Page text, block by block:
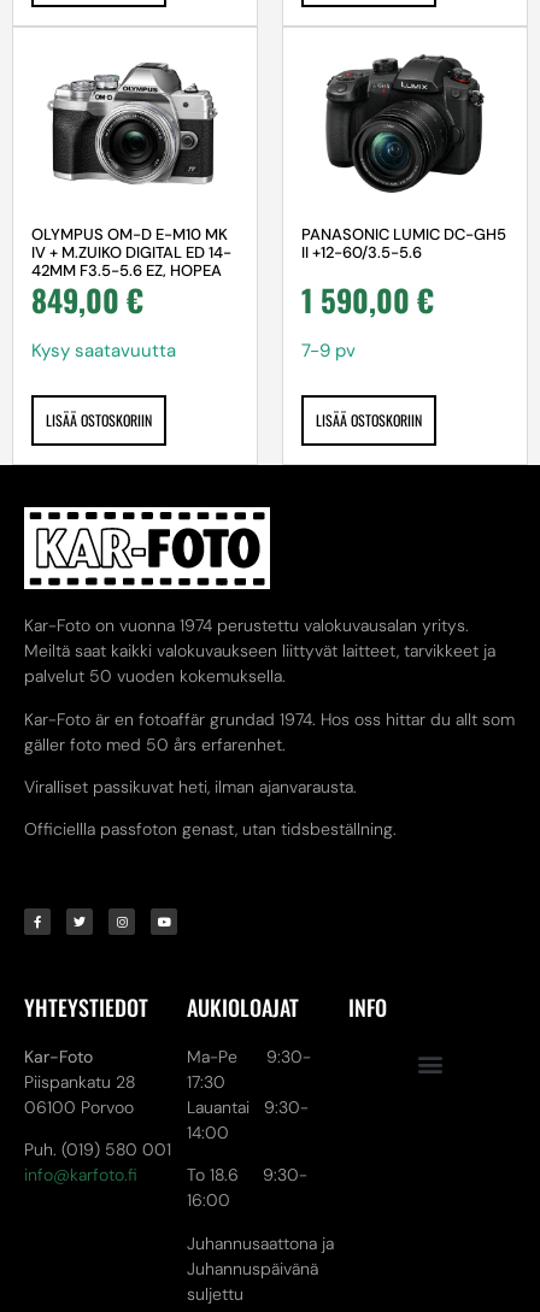
OLYMPUS OM-D E-M10 MK
IV + M.ZUIKO DIGITAL ED 14-
42MM F3.5-5.6 EZ, HOPEA
849,00€
Kysy saatavuutta
LISÄÄ OSTOSKORIIN
PANASONIC LUMIC DC-GH5
II +12-60/3.5-5.6
1 590,00€
7-9 pv
LISÄÄ OSTOSKORIIN
Kar-Foto on vuonna 1974 perustettu valokuvausalan yritys.
Meiltä saat kaikki valokuvaukseen liittyvät laitteet, tarvikkeet ja
palvelut 50 vuoden kokemuksella.
Kar-Foto är en fotoaffär grundad 1974. Hos oss hittar du allt som
gäller foto med 50 års erfarenhet.
Viralliset passikuvat heti, ilman ajanvarausta.
Officiellla passfoton genast, utan tidsbeställning.
YHTEYSTIEDOT
Kar-Foto
Piispankatu 28
06100 Porvoo
Puh. (019) 580 001
info@karfoto.fi
AUKIOLOAJAT
Ma-Pe 9:30-
17:30
Lauantai 9:30-
14:00
To 18.6 9:30-
16:00
Juhannusaattona ja
Juhannuspäivänä
suljettu
INFO